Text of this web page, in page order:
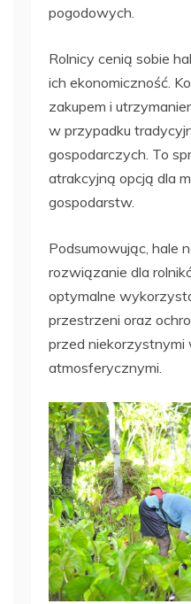
pogodowych.
Rolnicy cenią sobie
ich ekonomiczność.
zakupem i
w przypadku
gospodarczych. To
atrakcyjną opcją dla
gospodarstw.
Podsumowując, hale
rozwiązanie dla
optymalne
przestrzeni oraz
przed niekorzystnymi
atmosferycznymi.